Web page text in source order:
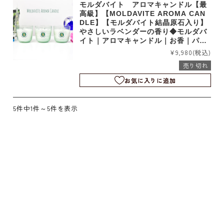
モルダバイト アロマキャンドル【最
高級】【MOLDAVITE AROMA CAN
DLE】【モルダバイト結晶原石入り】
やさしいラベンダーの香り◆モルダバ
イト｜アロマキャンドル｜お香｜パワ
ーストーン｜浄化｜天然ガラス｜t190
¥9,980(税込)
売り切れ
お気に入りに追加
5件中1件～5件を表示